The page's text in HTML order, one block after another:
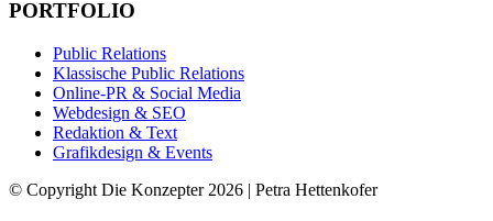
PORTFOLIO
Public Relations
Klassische Public Relations
Online-PR & Social Media
Webdesign & SEO
Redaktion & Text
Grafikdesign & Events
© Copyright Die Konzepter 2026 | Petra Hettenkofer